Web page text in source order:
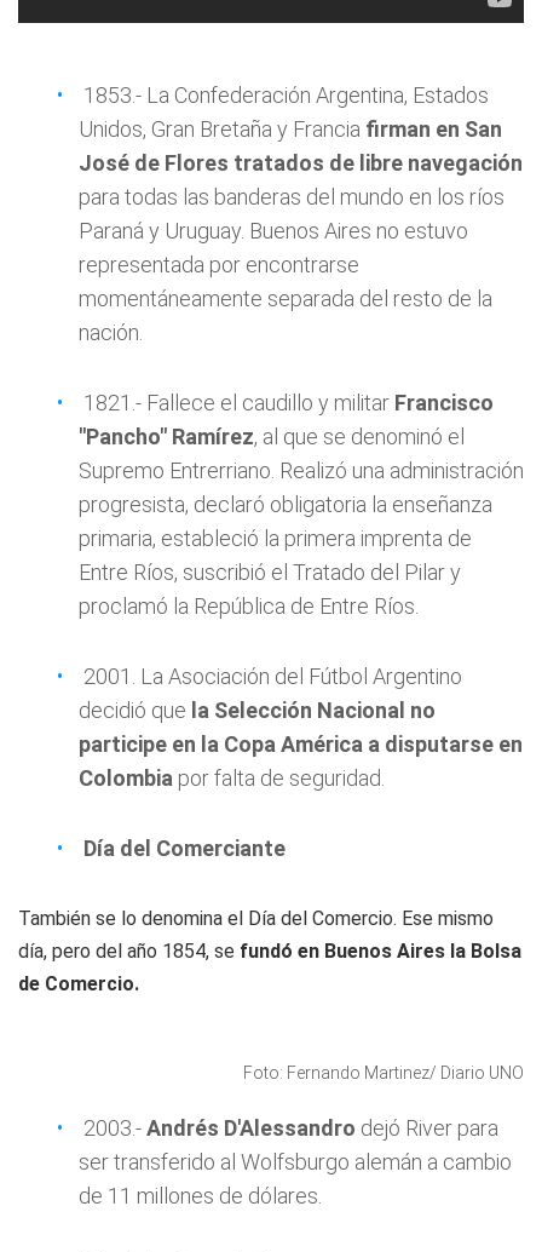
1853.- La Confederación Argentina, Estados
Unidos, Gran Bretaña y Francia firman en San
José de Flores tratados de libre navegación
para todas las banderas del mundo en los ríos
Paraná y Uruguay. Buenos Aires no estuvo
representada por encontrarse
momentáneamente separada del resto de la
nación.
1821.- Fallece el caudillo y militar Francisco
"Pancho" Ramírez, al que se denominó el
Supremo Entrerriano. Realizó una administración
progresista, declaró obligatoria la enseñanza
primaria, estableció la primera imprenta de
Entre Ríos, suscribió el Tratado del Pilar y
proclamó la República de Entre Ríos.
2001. La Asociación del Fútbol Argentino
decidió que la Selección Nacional no
participe en la Copa América a disputarse en
Colombia por falta de seguridad.
Día del Comerciante
También se lo denomina el Día del Comercio. Ese mismo
día, pero del año 1854, se fundó en Buenos Aires la Bolsa
de Comercio.
Foto: Fernando Martinez/ Diario UNO
2003.-Andrés D'Alessandro dejó River para
ser transferido al Wolfsburgo alemán a cambio
de 11 millones de dólares.